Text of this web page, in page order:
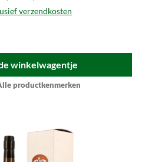
verzendkosten
winkelwagentje
productkenmerken